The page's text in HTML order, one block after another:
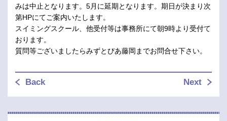
みは中止となります。5月に延期となります。期日が決まり次
第HPにてご案内いたします。
スイミングスクール、他受付等は事務所にて朝9時より受付て
おります。
質問等ございましたらみずとぴあ藤岡までお問合せ下さい。
Back Next